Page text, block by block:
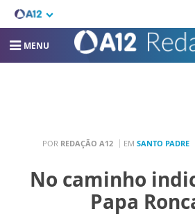
MENU
POR REDAÇÃO A12 EM SANTO PADRE
No caminho
Papa